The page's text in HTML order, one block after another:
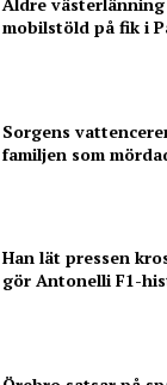
mobilstöld på fik i
Sorgens
familjen som
Han lät pressen
gör Antonelli F1-